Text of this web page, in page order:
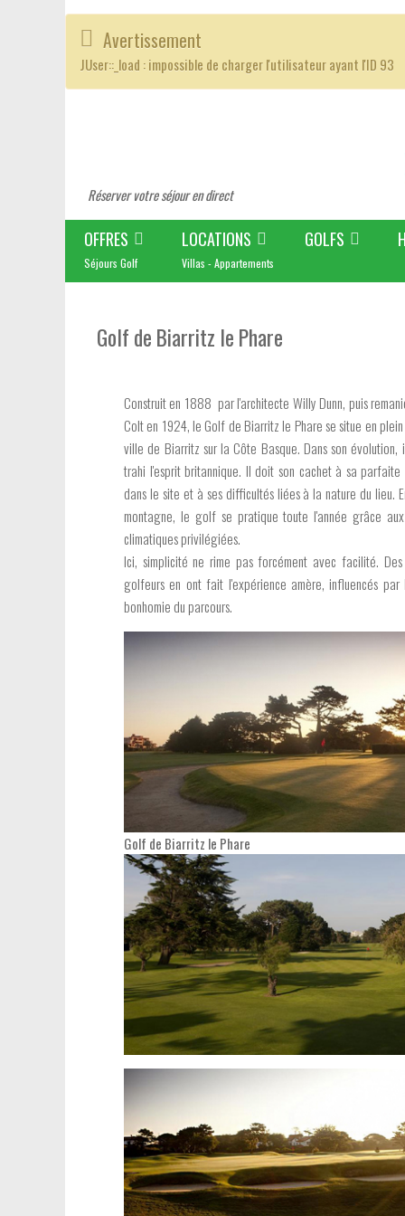
Avertissement
JUser::_load : impossible de charger l'utilisateur ayant l'ID 93
Réserver votre séjour en direct
OFFRES
Séjours Golf
LOCATIONS
Villas - Appartements
GOLFS
Golf de Biarritz le Phare
Construit en 1888 par l'architecte Willy Dunn, puis
Colt en 1924, le Golf de Biarritz le Phare se situe en
ville de Biarritz sur la Côte Basque. Dans son évolution,
trahi l'esprit britannique. Il doit son cachet à sa
dans le site et à ses difficultés liées à la nature du lieu.
montagne, le golf se pratique toute l'année grâce
climatiques privilégiées.
Ici, simplicité ne rime pas forcément avec facilité.
golfeurs en ont fait l'expérience amère, influencés par
bonhomie du parcours.
Golf de Biarritz le Phare